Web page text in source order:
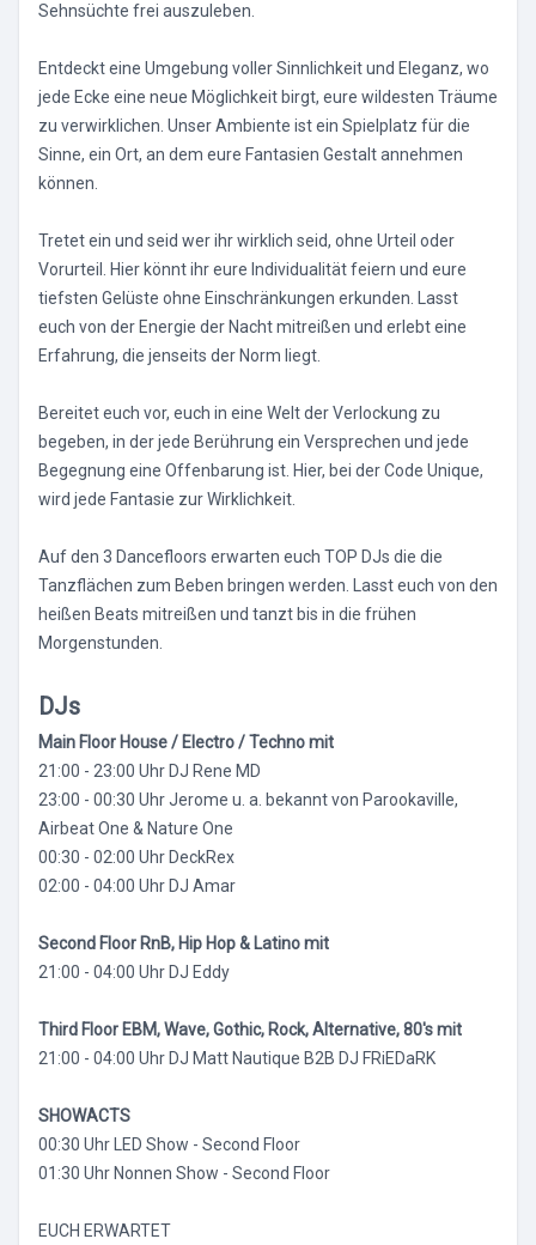
Sehnsüchte frei auszuleben.
Entdeckt eine Umgebung voller Sinnlichkeit und Eleganz, wo
jede Ecke eine neue Möglichkeit birgt, eure wildesten Träume
zu verwirklichen. Unser Ambiente ist ein Spielplatz für die
Sinne, ein Ort, an dem eure Fantasien Gestalt annehmen
können.
Tretet ein und seid wer ihr wirklich seid, ohne Urteil oder
Vorurteil. Hier könnt ihr eure Individualität feiern und eure
tiefsten Gelüste ohne Einschränkungen erkunden. Lasst
euch von der Energie der Nacht mitreißen und erlebt eine
Erfahrung, die jenseits der Norm liegt.
Bereitet euch vor, euch in eine Welt der Verlockung zu
begeben, in der jede Berührung ein Versprechen und jede
Begegnung eine Offenbarung ist. Hier, bei der Code Unique,
wird jede Fantasie zur Wirklichkeit.
Auf den 3 Dancefloors erwarten euch TOP DJs die die
Tanzflächen zum Beben bringen werden. Lasst euch von den
heißen Beats mitreißen und tanzt bis in die frühen
Morgenstunden.
DJs
Main Floor House / Electro / Techno mit
21:00 - 23:00 Uhr DJ Rene MD
23:00 - 00:30 Uhr Jerome u. a. bekannt von Parookaville,
Airbeat One & Nature One
00:30 - 02:00 Uhr DeckRex
02:00 - 04:00 Uhr DJ Amar
Second Floor RnB, Hip Hop & Latino mit
21:00 - 04:00 Uhr DJ Eddy
Third Floor EBM, Wave, Gothic, Rock, Alternative, 80's mit
21:00 - 04:00 Uhr DJ Matt Nautique B2B DJ FRiEDaRK
SHOWACTS
00:30 Uhr LED Show - Second Floor
01:30 Uhr Nonnen Show - Second Floor
EUCH ERWARTET